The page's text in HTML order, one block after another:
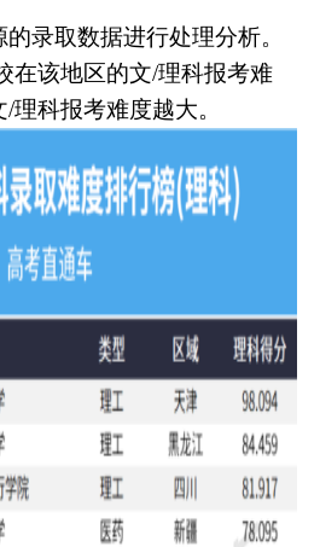
录取数据进行处理分析。
在该地区的文/理科报考难
理科报考难度越大。